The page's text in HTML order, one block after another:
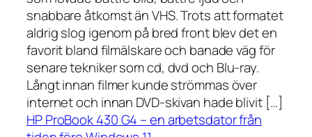
snabbare åtkomst än VHS. Trots att formatet
aldrig slog igenom på bred front blev det en
favorit bland filmälskare och banade väg för
senare tekniker som cd, dvd och Blu-ray.
Långt innan filmer kunde strömmas över
internet och innan DVD-skivan hade blivit […]
HP ProBook 430 G4 – en arbetsdator från